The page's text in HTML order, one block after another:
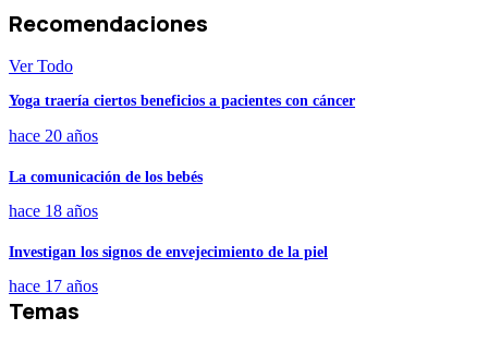
Recomendaciones
Ver Todo
Yoga traería ciertos beneficios a pacientes con cáncer
hace 20 años
La comunicación de los bebés
hace 18 años
Investigan los signos de envejecimiento de la piel
hace 17 años
Temas